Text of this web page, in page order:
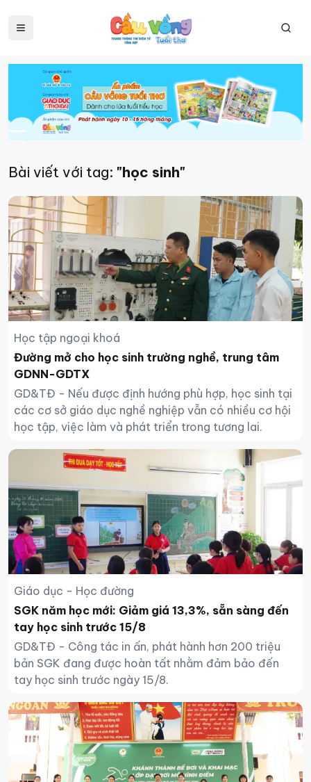
Bài viết với tag: "học sinh"
Học tập ngoại khoá
Đường mở cho học sinh trường nghề, trung tâm
GDNN-GDTX
GD&TĐ - Nếu được định hướng phù hợp, học sinh tại
các cơ sở giáo dục nghề nghiệp vẫn có nhiều cơ hội
học tập, việc làm và phát triển trong tương lai.
Giáo dục - Học đường
SGK năm học mới: Giảm giá 13,3%, sẵn sàng đến
tay học sinh trước 15/8
GD&TĐ - Công tác in ấn, phát hành hơn 200 triệu
bản SGK đang được hoàn tất nhằm đảm bảo đến
tay học sinh trước ngày 15/8.